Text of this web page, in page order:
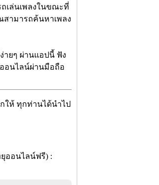
ถเล่นเพลงในขณะที่
สามารถค้นหาเพลง
ยๆ ผ่านแอปนี้ ฟัง
อนไลน์ผ่านมือถือ
ให้ ทุกท่านได้นำไป